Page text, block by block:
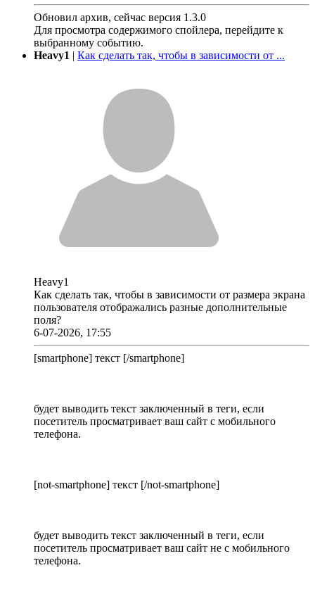
Обновил архив, сейчас версия 1.3.0
Для просмотра содержимого спойлера, перейдите к
выбранному событию.
Heavy1 | Как сделать так, чтобы в зависимости от ...
Heavy1
Как сделать так, чтобы в зависимости от размера экрана
пользователя отображались разные дополнительные
поля?
6-07-2026, 17:55
[smartphone] текст [/smartphone]
будет выводить текст заключенный в теги, если
посетитель просматривает ваш сайт с мобильного
телефона.
[not-smartphone] текст [/not-smartphone]
будет выводить текст заключенный в теги, если
посетитель просматривает ваш сайт не с мобильного
телефона.